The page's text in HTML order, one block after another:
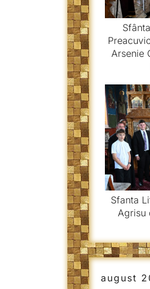
Arsenie
Sfanta
Agrisu
august